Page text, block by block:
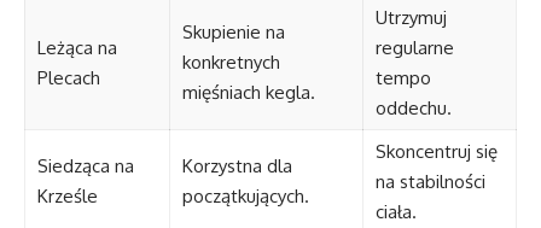
Leżąca na
Plecach
Skupienie na
konkretnych
mięśniach kegla.
Utrzymuj
regularne
tempo
oddechu.
Siedząca na
Krześle
Korzystna dla
początkujących.
Skoncentruj się
na stabilności
ciała.